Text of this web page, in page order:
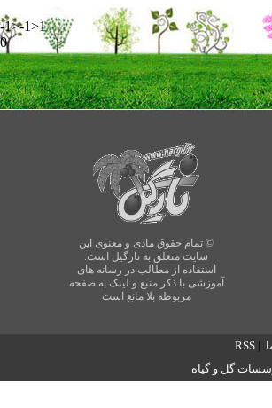
-1>-1>1
0
© تمام حقوق مادی و معنوی این
سایت متعلق به نارگیل است.
استفاده از مطالب در رسانه های
آموزشی با ذکر منبع و لینک به صفحه
مربوطه بلا مانع است
|
RSS
گل و گیاه